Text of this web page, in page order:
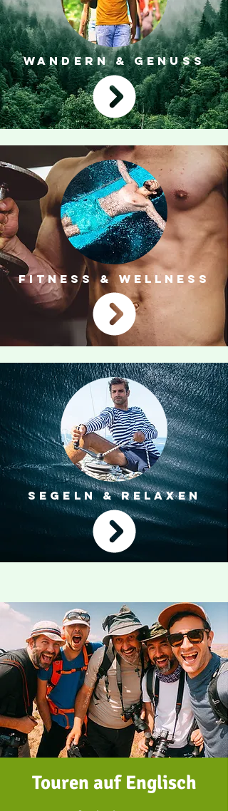
WANDERN & GENUSS
FITNESS & WELLNESS
SEGELN & RELAXEN
Touren auf Englisch